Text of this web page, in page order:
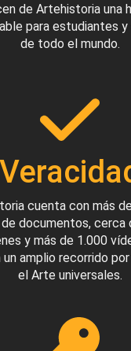
de Artehistoria una
para estudiantes
de todo el mundo.
cuenta con más
de documentos, cerca
y más de 1.000
amplio recorrido
el Arte universales.